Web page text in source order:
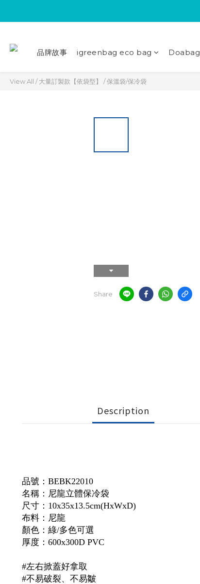
品牌故事 igreenbag eco bag Doabag
View All /大量訂製款【依袋型】 /保溫袋/保冷袋
Share
Description
品號： BEBK22010
名稱：尼龍立體保冷袋
尺寸：10x35x13.5cm(HxWxD)
布料：尼龍
顏色 ： 綠/多色可選
厚度： 600x300D PVC
#左右掀蓋好拿取
#不易破裂、不易皺